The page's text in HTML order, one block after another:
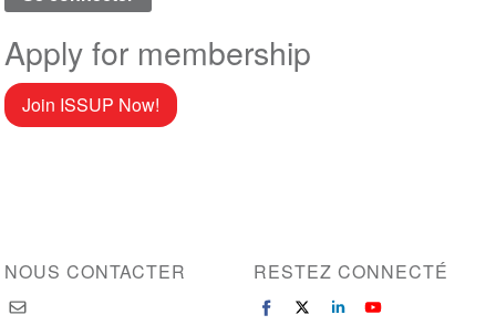
Apply for membership
Join ISSUP Now!
NOUS CONTACTER RESTEZ CONNECTÉ